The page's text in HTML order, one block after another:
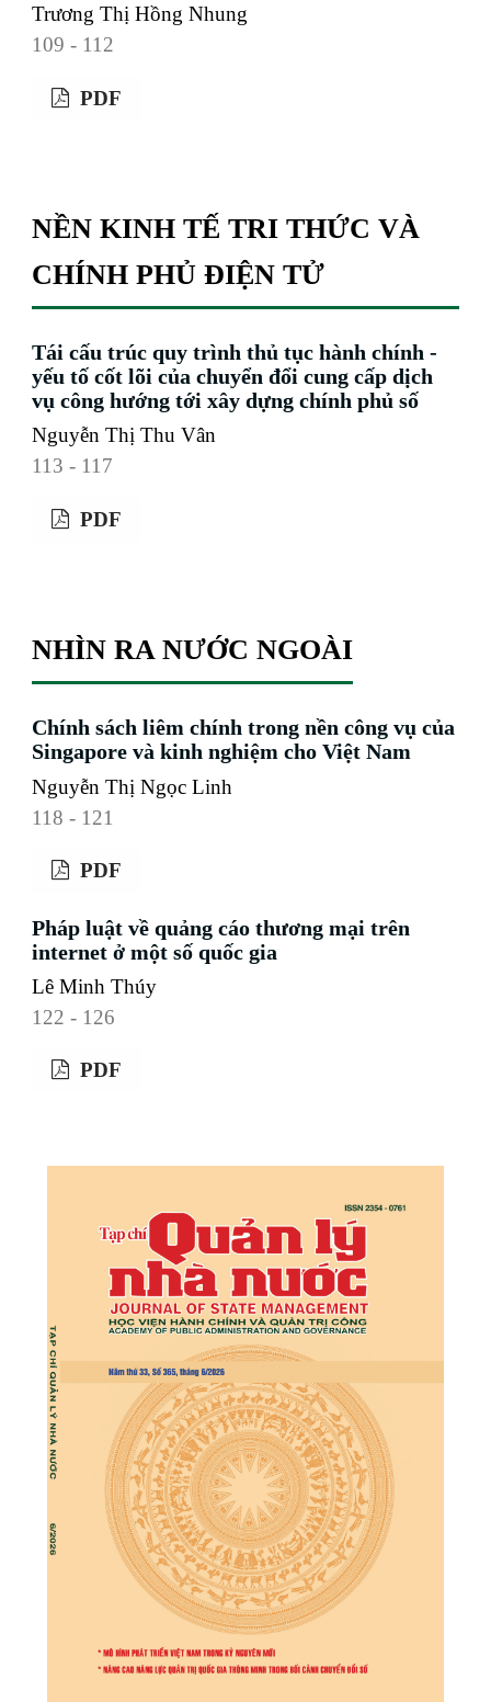
Trương Thị Hồng Nhung
109 - 112
PDF
NỀN KINH TẾ TRI THỨC VÀ
CHÍNH PHỦ ĐIỆN TỬ
Tái cấu trúc quy trình thủ tục hành chính -
yếu tố cốt lõi của chuyển đổi cung cấp dịch
vụ công hướng tới xây dựng chính phủ số
Nguyễn Thị Thu Vân
113 - 117
PDF
NHÌN RA NƯỚC NGOÀI
Chính sách liêm chính trong nền công vụ của
Singapore và kinh nghiệm cho Việt Nam
Nguyễn Thị Ngọc Linh
118 - 121
PDF
Pháp luật về quảng cáo thương mại trên
internet ở một số quốc gia
Lê Minh Thúy
122 - 126
PDF